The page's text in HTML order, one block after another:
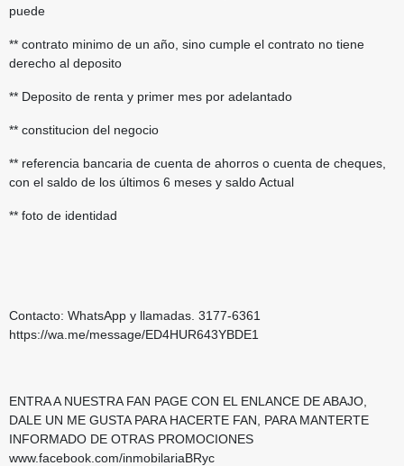
puede
** contrato minimo de un año, sino cumple el contrato no tiene
derecho al deposito
** Deposito de renta y primer mes por adelantado
** constitucion del negocio
** referencia bancaria de cuenta de ahorros o cuenta de cheques,
con el saldo de los últimos 6 meses y saldo Actual
** foto de identidad
Contacto: WhatsApp y llamadas. 3177-6361
https://wa.me/message/ED4HUR643YBDE1
ENTRA A NUESTRA FAN PAGE CON EL ENLANCE DE ABAJO,
DALE UN ME GUSTA PARA HACERTE FAN, PARA MANTERTE
INFORMADO DE OTRAS PROMOCIONES
www.facebook.com/inmobilariaBRyc